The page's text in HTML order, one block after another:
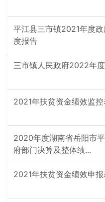
平江县三市镇2021年度
度报告
三市镇人民政府2022年
2021年扶贫资金绩效监控
2020年度湖南省岳阳市
府部门决算及整体绩...
2021年扶贫资金绩效申报